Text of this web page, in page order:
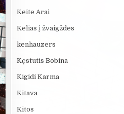
Keite Arai
Kelias į žvaigždes
kenhauzers
Kęstutis Bobina
Kigidi Karma
Kitava
Kitos